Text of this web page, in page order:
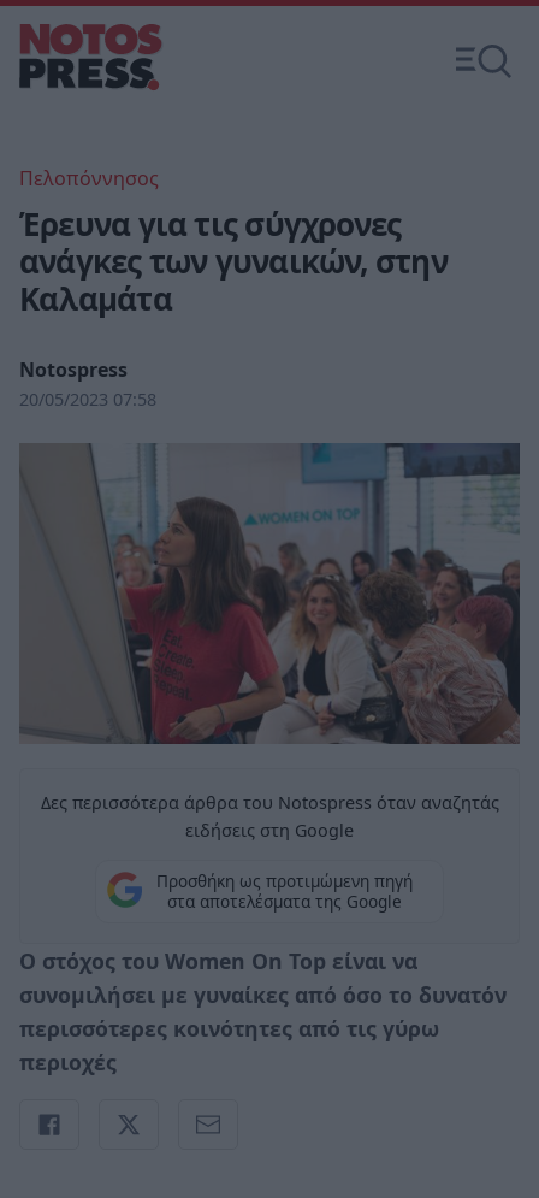
Πελοπόννησος
Έρευνα για τις σύγχρονες
ανάγκες των γυναικών, στην
Καλαμάτα
Notospress
20/05/2023 07:58
Δες περισσότερα άρθρα του Notospress όταν αναζητάς
ειδήσεις στη Google
Προσθήκη ως προτιμώμενη πηγή
στα αποτελέσματα της Google
Ο στόχος του Women On Top είναι να
συνομιλήσει με γυναίκες από όσο το δυνατόν
περισσότερες κοινότητες από τις γύρω
περιοχές